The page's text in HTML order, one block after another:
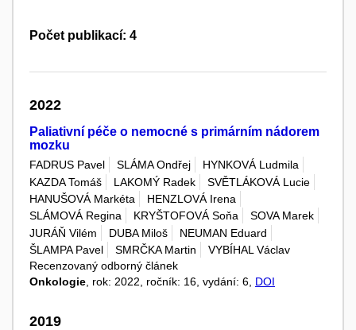
Počet publikací: 4
2022
Paliativní péče o nemocné s primárním nádorem
mozku
FADRUS Pavel SLÁMA Ondřej
HYNKOVÁ Ludmila
KAZDA Tomáš
LAKOMÝ Radek
SVĚTLÁKOVÁ Lucie
HANUŠOVÁ Markéta
HENZLOVÁ Irena
SLÁMOVÁ Regina
KRYŠTOFOVÁ Soňa
SOVA Marek
JURÁŇ Vilém
DUBA Miloš
NEUMAN Eduard
ŠLAMPA Pavel
SMRČKA Martin
VYBÍHAL Václav
Recenzovaný odborný článek
Onkologie , rok: 2022, ročník: 16, vydání: 6, DOI
2019